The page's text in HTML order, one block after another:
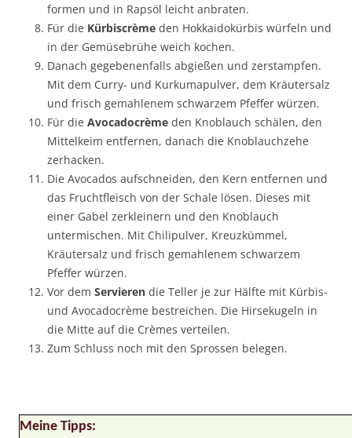
formen und in Rapsöl leicht anbraten.
Für die Kürbiscrème den Hokkaidokürbis würfeln und
in der Gemüsebrühe weich kochen.
Danach gegebenenfalls abgießen und zerstampfen.
Mit dem Curry- und Kurkumapulver, dem Kräutersalz
und frisch gemahlenem schwarzem Pfeffer würzen.
Für die Avocadocrème den Knoblauch schälen, den
Mittelkeim entfernen, danach die Knoblauchzehe
zerhacken.
Die Avocados aufschneiden, den Kern entfernen und
das Fruchtfleisch von der Schale lösen. Dieses mit
einer Gabel zerkleinern und den Knoblauch
untermischen. Mit Chilipulver, Kreuzkümmel,
Kräutersalz und frisch gemahlenem schwarzem
Pfeffer würzen.
Vor dem Servieren die Teller je zur Hälfte mit Kürbis-
und Avocadocrème bestreichen. Die Hirsekugeln in
die Mitte auf die Crèmes verteilen.
Zum Schluss noch mit den Sprossen belegen.
Meine Tipps: